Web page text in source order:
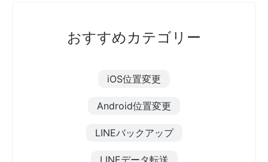
おすすめカテゴリー
iOS位置変更
Android位置変更
LINEバックアップ
LINEデータ転送